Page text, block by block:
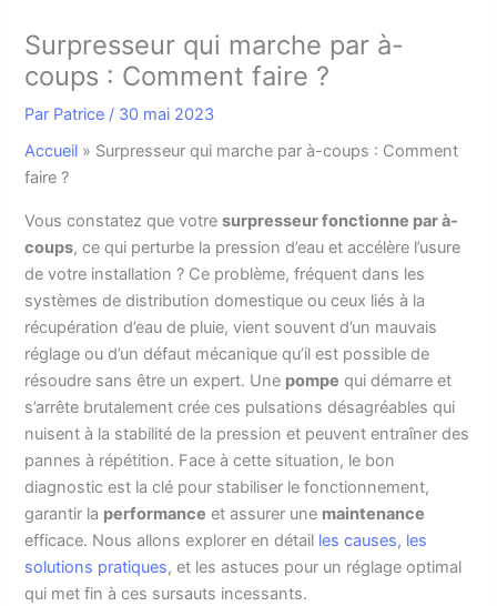
Surpresseur qui marche par à-
coups : Comment faire ?
Par Patrice / 30 mai 2023
Accueil » Surpresseur qui marche par à-coups : Comment
faire ?
Vous constatez que votresurpresseur fonctionne par à-
coups, ce qui perturbe la pression d’eau et accélère l’usure
de votre installation ? Ce problème, fréquent dans les
systèmes de distribution domestique ou ceux liés à la
récupération d’eau de pluie, vient souvent d’un mauvais
réglage ou d’un défaut mécanique qu’il est possible de
résoudre sans être un expert. Une pompe qui démarre et
s’arrête brutalement crée ces pulsations désagréables qui
nuisent à la stabilité de la pression et peuvent entraîner des
pannes à répétition. Face à cette situation, le bon
diagnostic est la clé pour stabiliser le fonctionnement,
garantir la performance et assurer une maintenance
efficace. Nous allons explorer en détail les causes, les
solutions pratiques, et les astuces pour un réglage optimal
qui met fin à ces sursauts incessants.